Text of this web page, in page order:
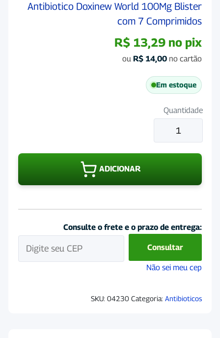
Antibiotico Doxinew World 100Mg Blister
com 7 Comprimidos
R$ 13,29 no pix
ou R$ 14,00 no cartão
Em estoque
Quantidade
Antibiotico
Doxinew
World
ADICIONAR
Consulte o frete e o prazo de entrega:
Consultar
Não sei meu cep
SKU: 04230 Categoria: Antibioticos